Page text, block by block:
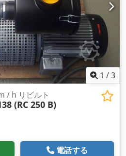
1 /3
/ h リビルト
(RC 250 B)
電話する